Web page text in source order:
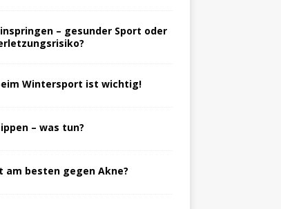
– gesunder Sport oder
Wintersport ist wichtig!
– was tun?
am besten gegen Akne?